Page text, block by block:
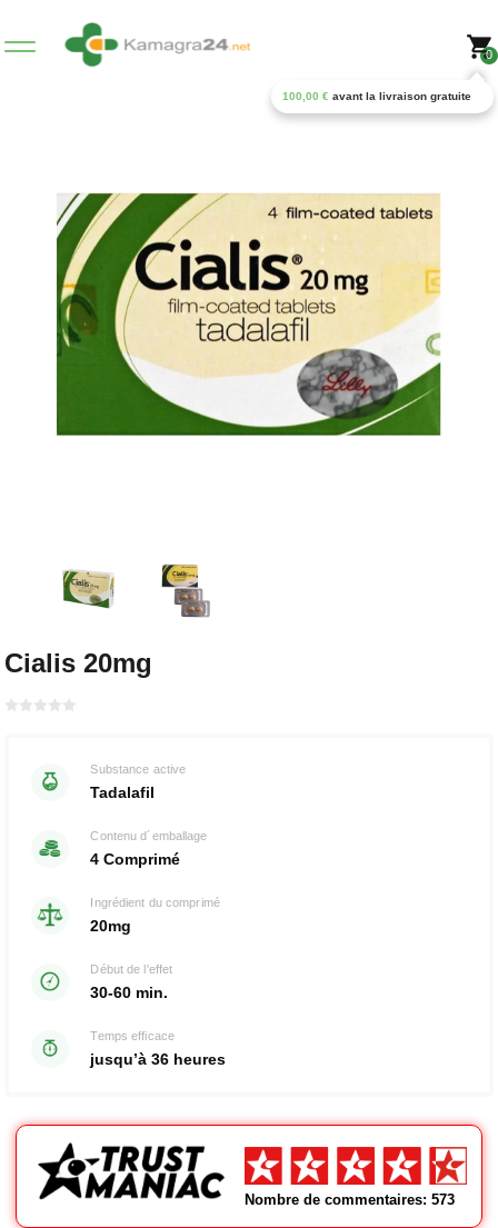
0
100,00 € avant la livraison gratuite
Cialis 20mg
Substance active
Tadalafil
Contenu d´emballage
4 Comprimé
Ingrédient du comprimé
20mg
Début de l'effet
30-60 min.
Temps efficace
jusqu’à 36 heures
Nombre de commentaires: 573